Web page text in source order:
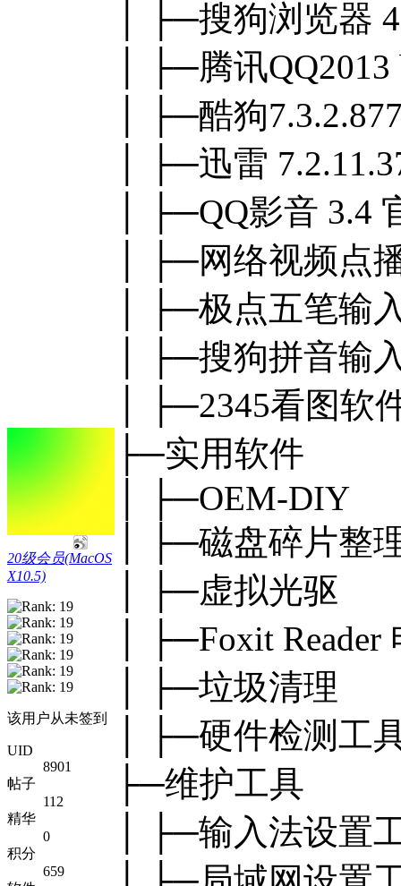
20级会员(MacOS
X10.5)
该用户从未签到
UID
8901
帖子
112
精华
0
积分
659
│ ├─搜狗浏览器
│ ├─腾讯
│ ├─酷狗
│ ├─迅雷
│ ├─QQ影音 3.4
│ ├─网络视频点
│ ├─极点五笔输
│ ├─搜狗拼音输
│ ├─2345看图软
├─实用软件
│ ├─OEM-DIY
│ ├─磁盘碎片整
│ ├─虚拟光驱
│ ├─Foxit
│ ├─垃圾清理
│ ├─硬件检测工
├─维护工具
│ ├─输入法设置